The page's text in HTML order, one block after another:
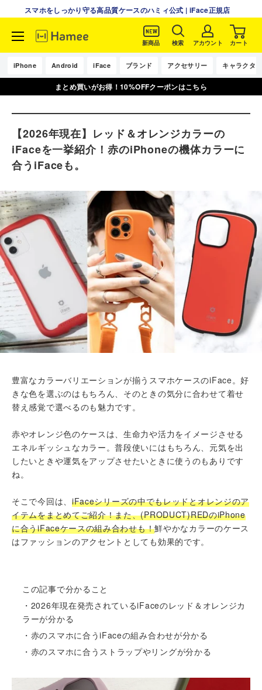
コ
テ
る
スマホをしっかり守る高品質ケースのハミィ公式 | iFace正規店
新商品 検索 アカウント カート
iPhone Android iFace ブランド アクセサリー キャラクター
まとめ買いがお得！10%OFFクーポンはこちら
【2026年現在】レッド＆オレンジカラーの
iFaceを一挙紹介！赤のiPhoneの機体カラーに
合うiFaceも。
豊富なカラーバリエーションが揃うスマホケースのiFace。好
きな色を選ぶのはもちろん、そのときの気分に合わせて着せ
替え感覚で選べるのも魅力です。
赤やオレンジ色のケースは、生命力や活力をイメージさせる
エネルギッシュなカラー。普段使いにはもちろん、元気を出
したいときや運気をアップさせたいときに使うのもありです
ね。
そこで今回は、 iFaceシリーズの中でもレッドとオレンジのア
イテムをまとめてご紹介！また、(PRODUCT)REDのiPhone
に合うiFaceケースの組み合わせも！鮮やかなカラーのケース
はファッションのアクセントとしても効果的です。
この記事で分かること
・2026年現在発売されているiFaceのレッド＆オレンジカ
ラーが分かる
・赤のスマホに合うiFaceの組み合わせが分かる
・赤のスマホに合うストラップやリングが分かる